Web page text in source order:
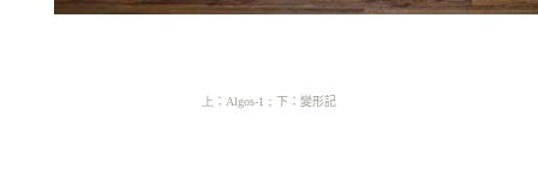
上 ： Algos-1； 下： 變形記